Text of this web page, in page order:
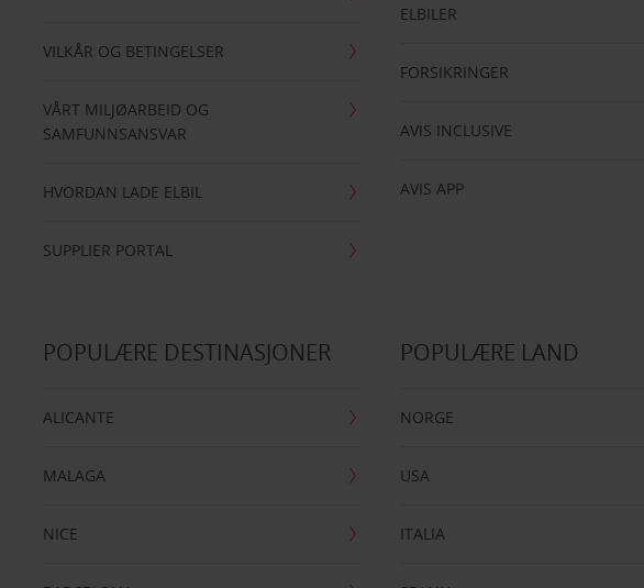
VILKÅR OG BETINGELSER
VÅRT MILJØARBEID OG
SAMFUNNSANSVAR
HVORDAN LADE ELBIL
SUPPLIER PORTAL
ELBILER
FORSIKRINGER
AVIS INCLUSIVE
AVIS APP
POPULÆRE DESTINASJONER
ALICANTE
MALAGA
NICE
POPULÆRE LAND
NORGE
USA
ITALIA